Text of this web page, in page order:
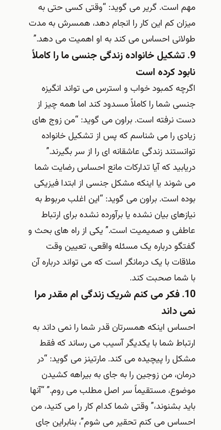
مهم است. گریر می گوید: “وقتی کسی حتی به
میزان کم این کار را انجام دهد، همسرش به مدت
طولانی احساس می کند به او اهمیت می دهد.”
9. تشکیل خانواده زندگی جنسی ما را کاملاً
نابود کرده است
اگرچه کمبود خواب و استرس می تواند انگیزه
جنسی شما را کاملاً مسدود کند اما همه چیز از
دست نرفته است. براون می گوید: “من زوج های
زیادی را می شناسم که پس از تشکیل خانواده
توانستند زندگی عاشقانه ای را از سر بگیرند.”
دریابید که آیا تدارکات مانع احساس رضایت شما
می شوند یا اینکه مشکل جنسی از ابتدا فیزیکی
بوده است. براون می گوید: “این اغلب مربوط به
نیازهای بیان نشده یا برآورده نشده برای ارتباط
عاطفی و صمیمیت است.” یکی از راه های بحث و
گفتگو درباره یک مسئله واقعی، تعیین وقت
ملاقات با یک درمانگر است که می تواند درباره آن
با شما صحبت کند.
10. فکر می کنم شریک زندگی ام مقدر مرا
نمی داند
احساس اینکه همسرتان قدر شما را نمی داند به
ارتباط شما با یکدیگر آسیب می رساند که فقط
مشکل را پیچیده می کند. مارتینز می گوید: “در
درمان، من زوجین را به جای به بیراهه کشیدن
موضوع، مستقیماً سر اصل مطلب می روم.” “آنها
باید بشنوند،” وقتی شما کدام کار را می کنید، من
احساس می كنم تحقیر می شوم”، بنابراین جای